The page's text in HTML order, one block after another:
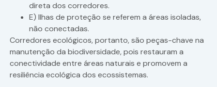
direta dos corredores.
E) Ilhas de proteção se referem a áreas isoladas,
não conectadas.
Corredores ecológicos, portanto, são peças-chave na
manutenção da biodiversidade, pois restauram a
conectividade entre áreas naturais e promovem a
resiliência ecológica dos ecossistemas.